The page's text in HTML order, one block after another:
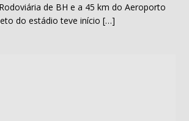
de BH e a 45 km do Aeroporto
do estádio teve início […]